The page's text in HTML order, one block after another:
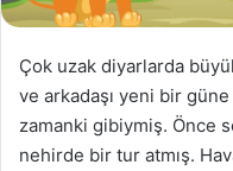
Çok uzak diyarlarda
ve arkadaşı yeni bir güne
zamanki gibiymiş. Önce
nehirde bir tur atmış.